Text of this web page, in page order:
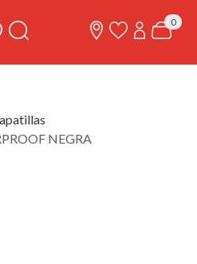
0
NEGRA